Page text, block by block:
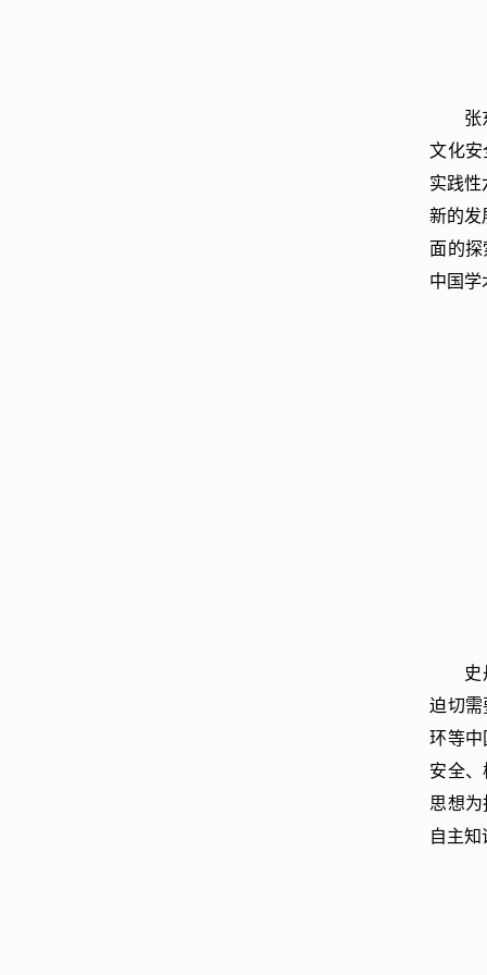
张
文化安
实践性
新的发
面的
中国学
迫切需
环等中
安全
思想
自主